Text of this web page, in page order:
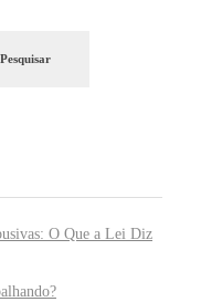
Pesquisar
O Que a Lei Diz